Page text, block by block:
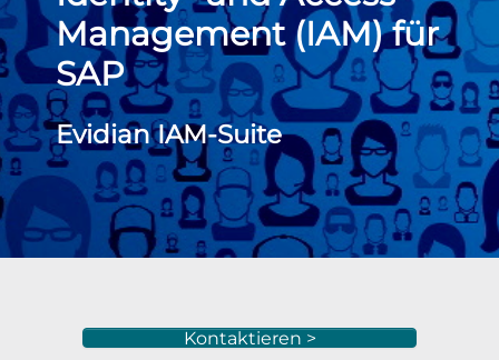
Management (IAM) für
SAP
Evidian IAM-Suite
Kontaktieren >